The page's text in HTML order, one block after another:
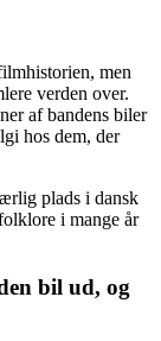
men
verden over.
af bandens biler
hos dem, der
plads i dansk
i mange år
bil ud, og